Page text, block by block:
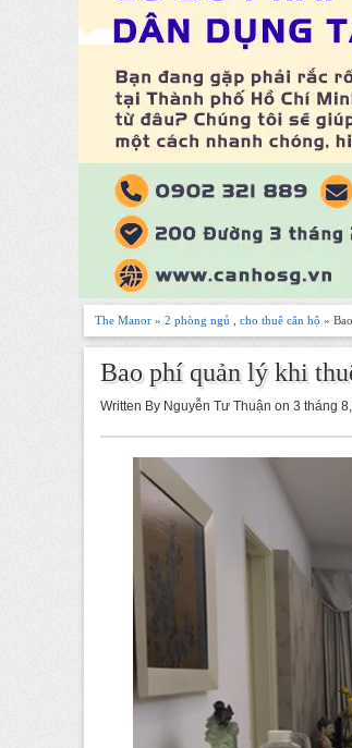
The Manor » 2 phòng ngủ cho thuê căn hộ »
Bao phí quản lý khi
Written By Nguyễn Tư Thuận on 3 tháng